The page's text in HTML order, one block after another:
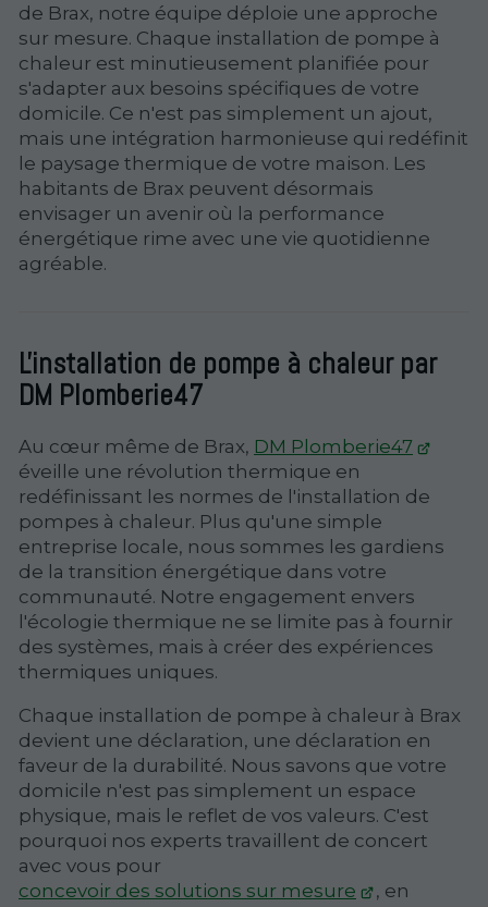
de Brax, notre équipe déploie une approche
sur mesure. Chaque installation de pompe à
chaleur est minutieusement planifiée pour
s'adapter aux besoins spécifiques de votre
domicile. Ce n'est pas simplement un ajout,
mais une intégration harmonieuse qui redéfinit
le paysage thermique de votre maison. Les
habitants de Brax peuvent désormais
envisager un avenir où la performance
énergétique rime avec une vie quotidienne
agréable.
L'installation de pompe à chaleur par
DM Plomberie47
Au cœur même de Brax, DM Plomberie47
éveille une révolution thermique en
redéfinissant les normes de l'installation de
pompes à chaleur. Plus qu'une simple
entreprise locale, nous sommes les gardiens
de la transition énergétique dans votre
communauté. Notre engagement envers
l'écologie thermique ne se limite pas à fournir
des systèmes, mais à créer des expériences
thermiques uniques.
Chaque installation de pompe à chaleur à Brax
devient une déclaration, une déclaration en
faveur de la durabilité. Nous savons que votre
domicile n'est pas simplement un espace
physique, mais le reflet de vos valeurs. C'est
pourquoi nos experts travaillent de concert
avec vous pour
concevoir des solutions sur mesure
, en